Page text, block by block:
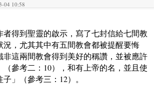
04 10:58
得到聖靈的啟示，寫了七封信給七間教
，尤其其中有五間教會都被提醒要悔
這兩間教會得到美好的稱讚，並被應許
參考二：10），和有上帝的名，並且使
」（參考三：12）。